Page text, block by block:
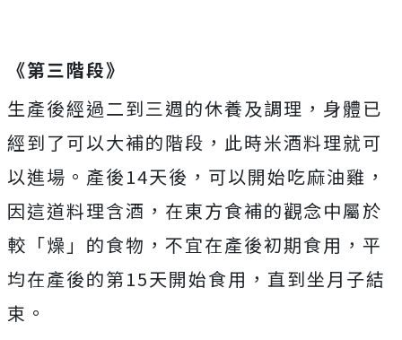
《第三階段》
生產後經過二到三週的休養及調理，身體已
經到了可以大補的階段，此時米酒料理就可
以進場。產後14天後，可以開始吃麻油雞，
因這道料理含酒，在東方食補的觀念中屬於
較「燥」的食物，不宜在產後初期食用，平
均在產後的第15天開始食用，直到坐月子結
束。